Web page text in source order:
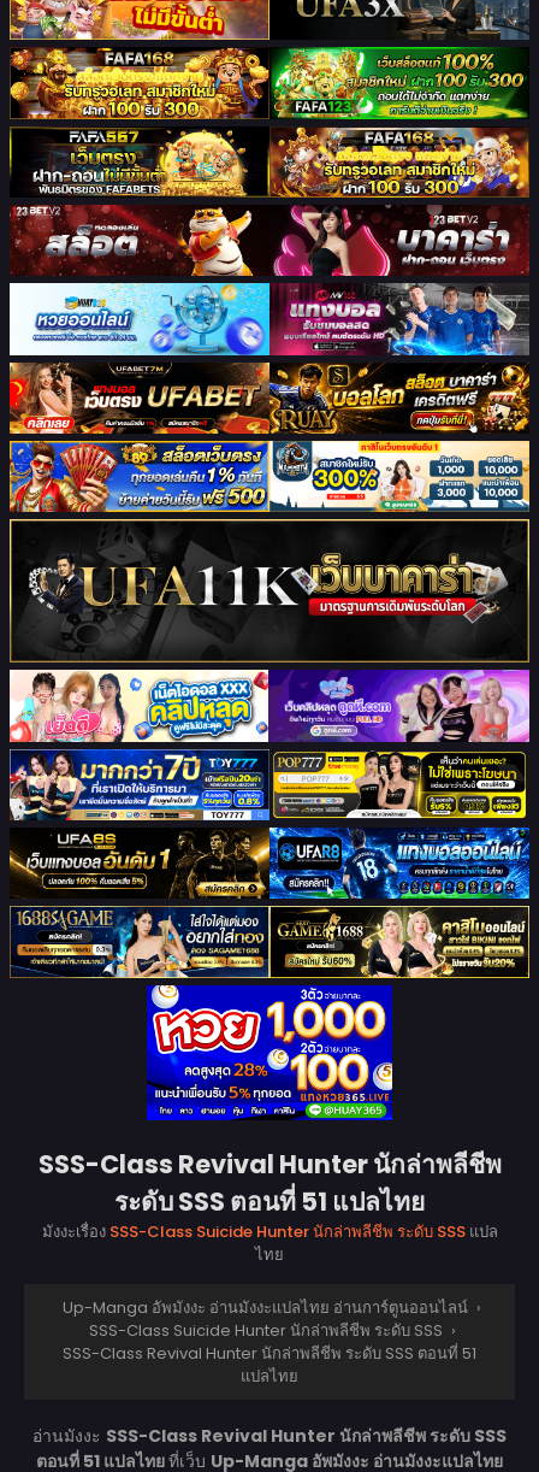
SSS-Class Revival Hunter นักล่าพลีชีพ
ระดับ SSS ตอนที่ 51 แปลไทย
มังงะเรื่อง SSS-Class Suicide Hunter นักล่าพลีชีพ ระดับ SSSแปล
ไทย
Up-Manga อัพมังงะ อ่านมังงะแปลไทย อ่านการ์ตูนออนไลน์ ›
SSS-Class Suicide Hunter นักล่าพลีชีพ ระดับ SSS ›
SSS-Class Revival Hunter นักล่าพลีชีพ ระดับ SSS ตอนที่ 51
แปลไทย
อ่านมังงะ SSS-Class Revival Hunter นักล่าพลีชีพ ระดับ SSS
ตอนที่ 51 แปลไทยที่เว็บ Up-Manga อัพมังงะ อ่านมังงะแปลไทย